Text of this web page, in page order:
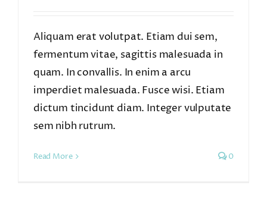
Aliquam erat volutpat. Etiam dui sem,
fermentum vitae, sagittis malesuada in
quam. In convallis. In enim a arcu
imperdiet malesuada. Fusce wisi. Etiam
dictum tincidunt diam. Integer vulputate
sem nibh rutrum.
Read More 0